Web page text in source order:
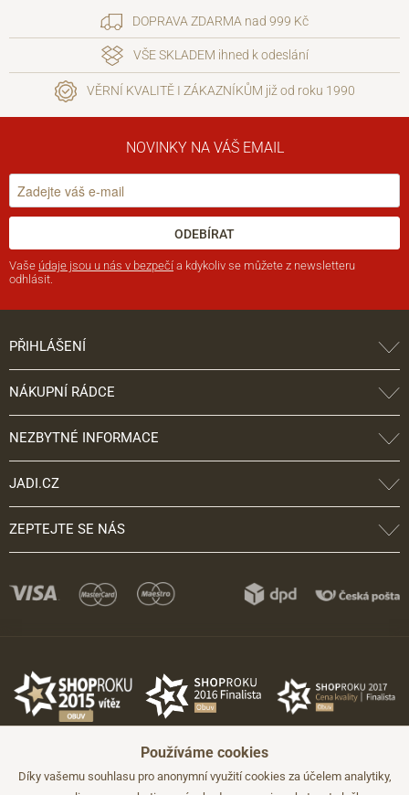
DOPRAVA ZDARMA nad 999 Kč
VŠE SKLADEM ihned k odeslání
VĚRNÍ KVALITĚ I ZÁKAZNÍKŮM již od roku 1990
NOVINKY NA VÁŠ EMAIL
ODEBÍRAT
Vaše údaje jsou u nás v bezpečí a kdykoliv se můžete z newsletteru
odhlásit.
PŘIHLÁŠENÍ
NÁKUPNÍ RÁDCE
NEZBYTNÉ INFORMACE
JADI.CZ
ZEPTEJTE SE NÁS
Používáme cookies
Díky vašemu souhlasu pro anonymní využití cookies za účelem analytiky,